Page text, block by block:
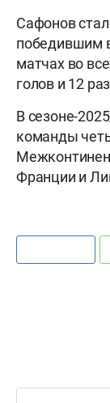
Сафонов
победившим
матчах во
голов и 12
В сезоне-
команды
Франции и